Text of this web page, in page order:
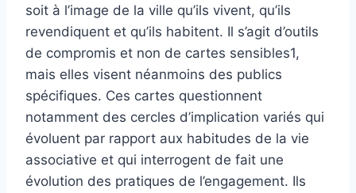
soit à l’image de la ville qu’ils vivent, qu’ils
revendiquent et qu’ils habitent. Il s’agit d’outils
de compromis et non de cartes sensibles1,
mais elles visent néanmoins des publics
spécifiques. Ces cartes questionnent
notamment des cercles d’implication variés qui
évoluent par rapport aux habitudes de la vie
associative et qui interrogent de fait une
évolution des pratiques de l’engagement. Ils